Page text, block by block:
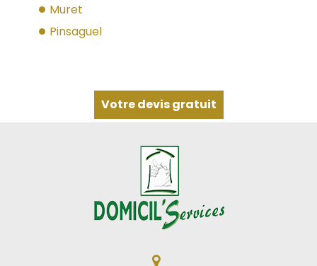
Muret
Pinsaguel
Votre devis gratuit